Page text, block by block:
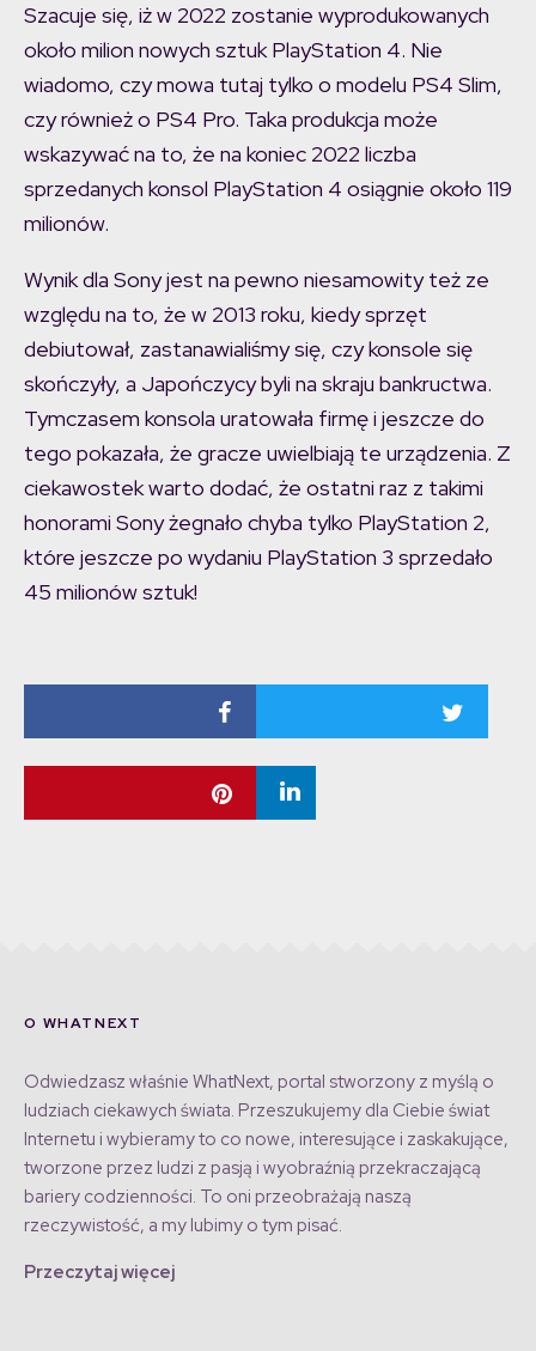
Szacuje się, iż w 2022 zostanie wyprodukowanych
około milion nowych sztuk PlayStation 4. Nie
wiadomo, czy mowa tutaj tylko o modelu PS4 Slim,
czy również o PS4 Pro. Taka produkcja może
wskazywać na to, że na koniec 2022 liczba
sprzedanych konsol PlayStation 4 osiągnie około 119
milionów.
Wynik dla Sony jest na pewno niesamowity też ze
względu na to, że w 2013 roku, kiedy sprzęt
debiutował, zastanawialiśmy się, czy konsole się
skończyły, a Japończycy byli na skraju bankructwa.
Tymczasem konsola uratowała firmę i jeszcze do
tego pokazała, że gracze uwielbiają te urządzenia. Z
ciekawostek warto dodać, że ostatni raz z takimi
honorami Sony żegnało chyba tylko PlayStation 2,
które jeszcze po wydaniu PlayStation 3 sprzedało
45 milionów sztuk!
O WHATNEXT
Odwiedzasz właśnie WhatNext, portal stworzony z myślą o
ludziach ciekawych świata. Przeszukujemy dla Ciebie świat
Internetu i wybieramy to co nowe, interesujące i zaskakujące,
tworzone przez ludzi z pasją i wyobraźnią przekraczającą
bariery codzienności. To oni przeobrażają naszą
rzeczywistość, a my lubimy o tym pisać.
Przeczytaj więcej